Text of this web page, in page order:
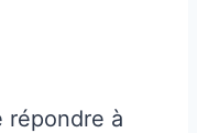
répondre à